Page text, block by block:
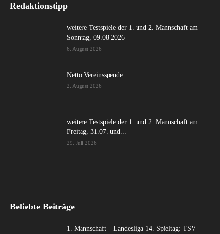
Redaktionstipp
weitere Testspiele der 1. und 2. Mannschaft am
Sonntag, 09.08.2026
6. August 2026
Netto Vereinsspende
2. August 2026
weitere Testspiele der 1. und 2. Mannschaft am
Freitag, 31.07. und...
29. Juli 2026
Beliebte Beiträge
1. Mannschaft – Landesliga 14. Spieltag: TSV